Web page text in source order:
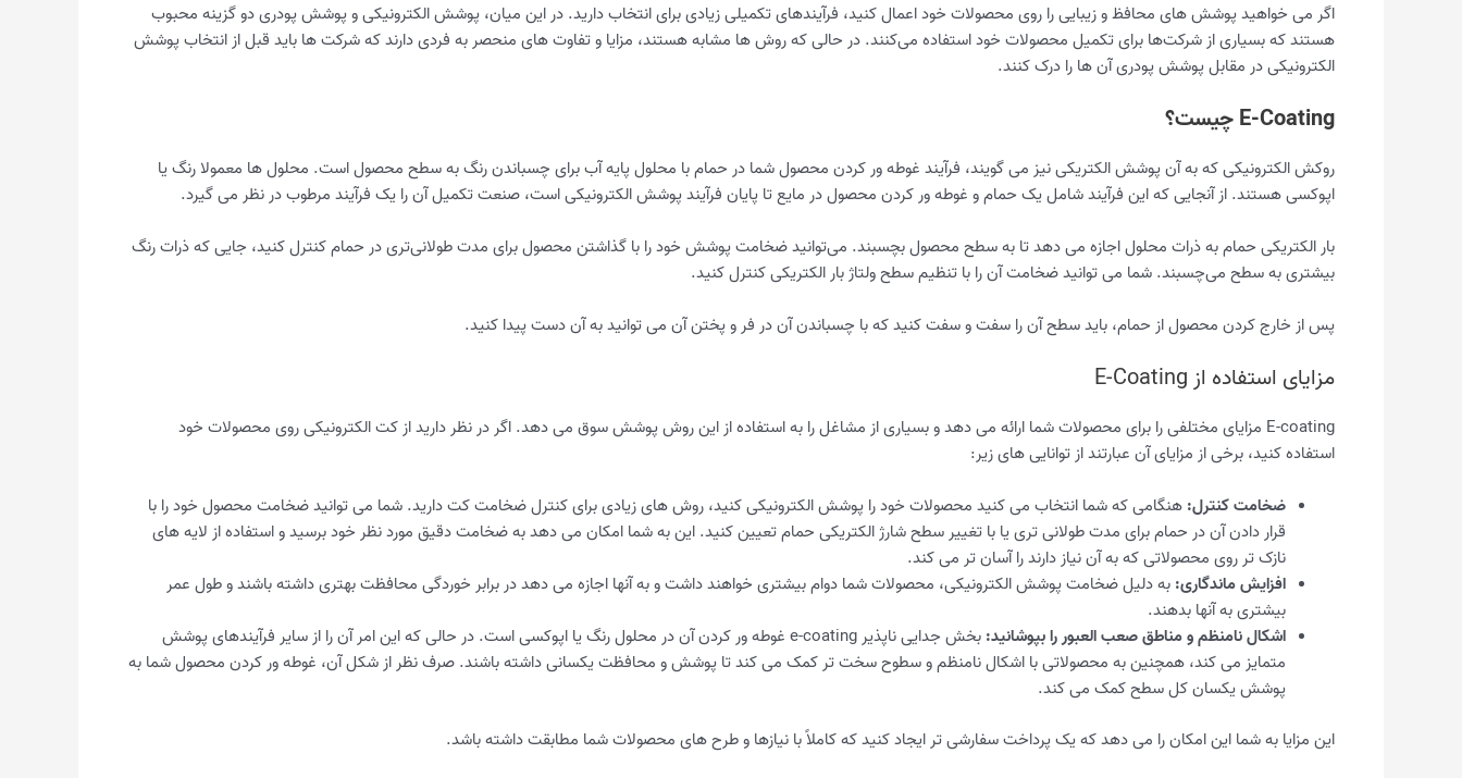
اگر می خواهید پوشش های محافظ و زیبایی را روی محصولات خود اعمال کنید، فرآیندهای تکمیلی زیادی برای انتخاب دارید. در این میان، پوشش الکترونیکی و پوشش پودری دو گزینه محبوب
هستند که بسیاری از شرکت‌ها برای تکمیل محصولات خود استفاده می‌کنند. در حالی که روش ها مشابه هستند، مزایا و تفاوت های منحصر به فردی دارند که شرکت ها باید قبل از انتخاب پوشش
الکترونیکی در مقابل پوشش پودری آن ها را درک کنند.
E-Coating چیست؟
روکش الکترونیکی که به آن پوشش الکتریکی نیز می گویند، فرآیند غوطه ور کردن محصول شما در حمام با محلول پایه آب برای چسباندن رنگ به سطح محصول است. محلول ها معمولا رنگ یا
اپوکسی هستند. از آنجایی که این فرآیند شامل یک حمام و غوطه ور کردن محصول در مایع تا پایان فرآیند پوشش الکترونیکی است، صنعت تکمیل آن را یک فرآیند مرطوب در نظر می گیرد.
بار الکتریکی حمام به ذرات محلول اجازه می دهد تا به سطح محصول بچسبند. می‌توانید ضخامت پوشش خود را با گذاشتن محصول برای مدت طولانی‌تری در حمام کنترل کنید، جایی که ذرات رنگ
بیشتری به سطح می‌چسبند. شما می توانید ضخامت آن را با تنظیم سطح ولتاژ بار الکتریکی کنترل کنید.
پس از خارج کردن محصول از حمام، باید سطح آن را سفت و سفت کنید که با چسباندن آن در فر و پختن آن می توانید به آن دست پیدا کنید.
مزایای استفاده از E-Coating
E-coating مزایای مختلفی را برای محصولات شما ارائه می دهد و بسیاری از مشاغل را به استفاده از این روش پوشش سوق می دهد. اگر در نظر دارید از کت الکترونیکی روی محصولات خود
استفاده کنید، برخی از مزایای آن عبارتند از توانایی های زیر:
ضخامت کنترل: هنگامی که شما انتخاب می کنید محصولات خود را پوشش الکترونیکی کنید، روش های زیادی برای کنترل ضخامت کت دارید. شما می توانید ضخامت محصول خود را با
قرار دادن آن در حمام برای مدت طولانی تری یا با تغییر سطح شارژ الکتریکی حمام تعیین کنید. این به شما امکان می دهد به ضخامت دقیق مورد نظر خود برسید و استفاده از لایه های
نازک تر روی محصولاتی که به آن نیاز دارند را آسان تر می کند.
افزایش ماندگاری: به دلیل ضخامت پوشش الکترونیکی، محصولات شما دوام بیشتری خواهند داشت و به آنها اجازه می دهد در برابر خوردگی محافظت بهتری داشته باشند و طول عمر
بیشتری به آنها بدهند.
اشکال نامنظم و مناطق صعب العبور را بپوشانید:
بخش جدایی ناپذیر e-coating غوطه ور کردن آن در محلول رنگ یا اپوکسی است. در حالی که این امر آن را از سایر فرآیندهای پوشش
متمایز می کند، همچنین به محصولاتی با اشکال نامنظم و سطوح سخت تر کمک می کند تا پوشش و محافظت یکسانی داشته باشند. صرف نظر از شکل آن، غوطه ور کردن محصول شما به
پوشش یکسان کل سطح کمک می کند.
این مزایا به شما این امکان را می دهد که یک پرداخت سفارشی تر ایجاد کنید که کاملاً با نیازها و طرح های محصولات شما مطابقت داشته باشد.